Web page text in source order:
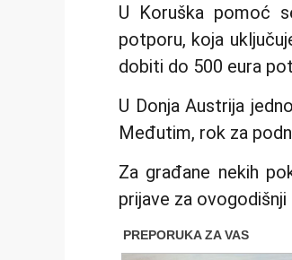
U Koruška pomoć
potporu, koja
dobiti do 500 eura
U Donja Austrija
Međutim, rok za
Za građane nekih
prijave za